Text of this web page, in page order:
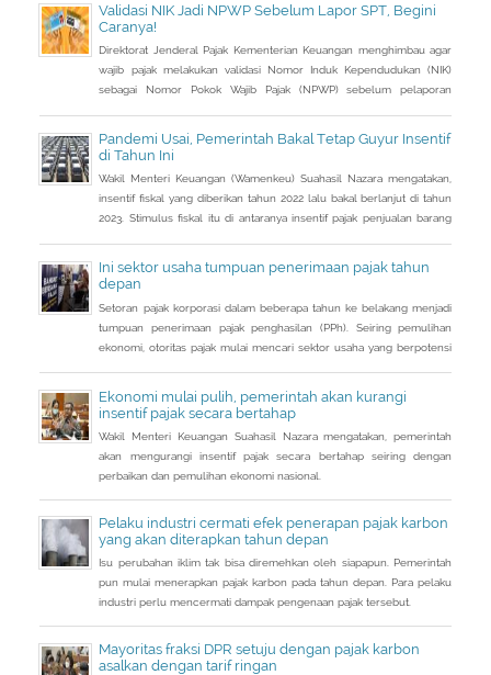
total target yang baru terintegrasi. Melalui integrasi, nantinya
pelayanan dapat lebih
Validasi NIK Jadi NPWP Sebelum Lapor SPT, Begini
Caranya!
Direktorat Jenderal Pajak Kementerian Keuangan menghimbau agar
wajib pajak melakukan validasi Nomor Induk Kependudukan (NIK)
sebagai Nomor Pokok Wajib Pajak (NPWP) sebelum pelaporan
112/PMK.03/2022. Dalam PMK yang menjadi aturan turunan Peraturan
Pandemi Usai, Pemerintah Bakal Tetap Guyur Insentif
di Tahun Ini
Wakil Menteri Keuangan (Wamenkeu) Suahasil Nazara mengatakan,
insentif fiskal yang diberikan tahun 2022 lalu bakal berlanjut di tahun
2023. Stimulus fiskal itu di antaranya insentif pajak penjualan barang
(PPN DTP) untuk sektor properti.
Ini sektor usaha tumpuan penerimaan pajak tahun
depan
Setoran pajak korporasi dalam beberapa tahun ke belakang menjadi
tumpuan penerimaan pajak penghasilan (PPh). Seiring pemulihan
ekonomi, otoritas pajak mulai mencari sektor usaha yang berpotensi
Ekonomi mulai pulih, pemerintah akan kurangi
insentif pajak secara bertahap
Wakil Menteri Keuangan Suahasil Nazara mengatakan, pemerintah
akan mengurangi insentif pajak secara bertahap seiring dengan
perbaikan dan pemulihan ekonomi nasional.
Pelaku industri cermati efek penerapan pajak karbon
yang akan diterapkan tahun depan
Isu perubahan iklim tak bisa diremehkan oleh siapapun. Pemerintah
pun mulai menerapkan pajak karbon pada tahun depan. Para pelaku
industri perlu mencermati dampak pengenaan pajak tersebut.
Mayoritas fraksi DPR setuju dengan pajak karbon
asalkan dengan tarif ringan